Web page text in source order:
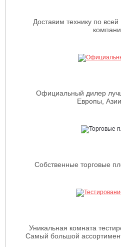
Доставим технику по
Официальный дилер
Европы,
Собственные торговые
Уникальная комната
Самый большой